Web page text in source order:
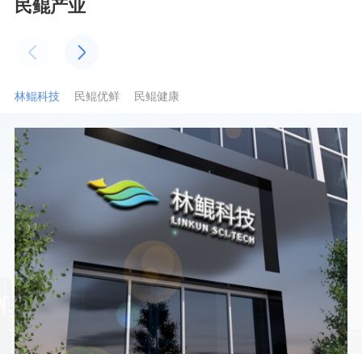
民鲲产业
林鲲科技 民鲲优鲜 民鲲健康